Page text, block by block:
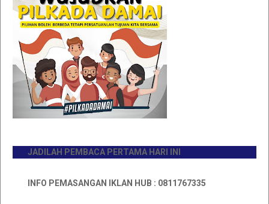
JADILAH PEMBACA PERTAMA HARI INI
INFO PEMASANGAN IKLAN HUB : 0811767335